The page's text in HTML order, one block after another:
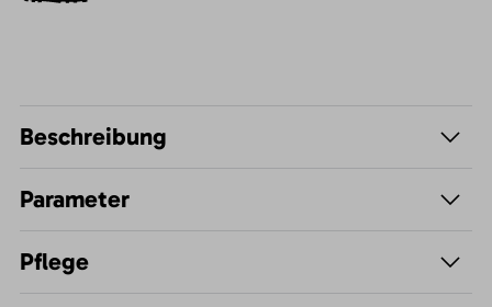
Beschreibung
Parameter
Pflege